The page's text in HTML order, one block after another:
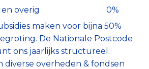
overig
0%
maken voor bijna 50%
De Nationale Postcode
ons jaarlijks structureel.
diverse overheden & fondsen